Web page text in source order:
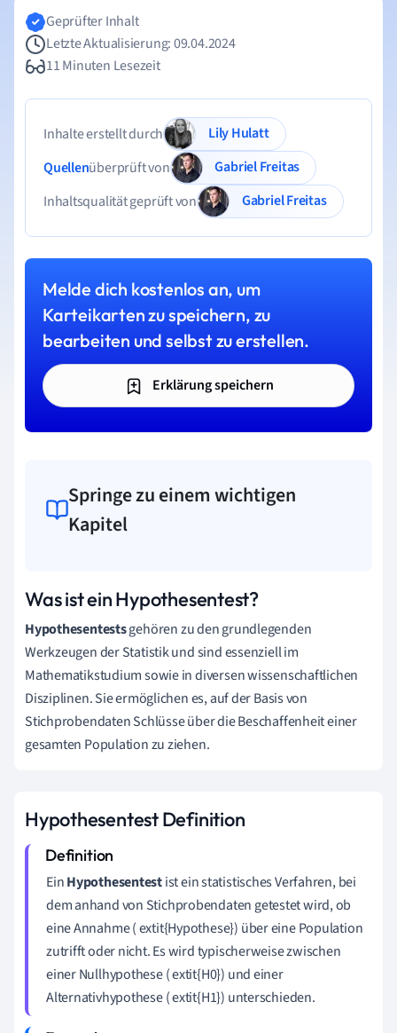
Geprüfter Inhalt
Letzte Aktualisierung: 09.04.2024
11 Minuten Lesezeit
Inhalte erstellt durch
Lily Hulatt
Quellenüberprüft von
Gabriel Freitas
Inhaltsqualität geprüft von
Gabriel Freitas
Melde dich kostenlos an, um
Karteikarten zu speichern, zu
bearbeiten und selbst zu erstellen.
Erklärung speichern
Springe zu einem wichtigen
Kapitel
Was ist ein Hypothesentest?
Hypothesentestsgehören zu den grundlegenden
Werkzeugen der Statistik und sind essenziell im
Mathematikstudium sowie in diversen wissenschaftlichen
Disziplinen. Sie ermöglichen es, auf der Basis von
Stichprobendaten Schlüsse über die Beschaffenheit einer
gesamten Population zu ziehen.
Hypothesentest Definition
EinHypothesentestist ein statistisches Verfahren, bei
dem anhand von Stichprobendaten getestet wird, ob
eine Annahme ( extit{Hypothese}) über eine Population
zutrifft oder nicht. Es wird typischerweise zwischen
einer Nullhypothese ( extit{H0}) und einer
Alternativhypothese ( extit{H1}) unterschieden.